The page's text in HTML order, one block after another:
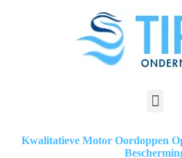
Kwalitatieve Motor Oordoppen